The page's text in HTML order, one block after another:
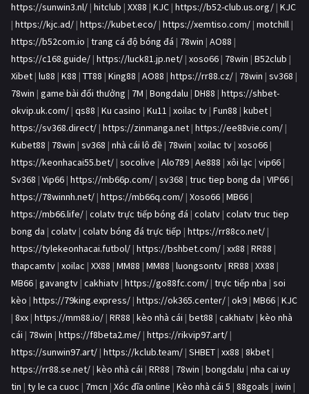
https://sunwin3.nl/ | hitclub | XX88 | KJC | https://b52-club.us.org/ | KJC
| https://kjc.ad/ | https://kubet.eco/ | https://xemtiso.com/ | motchill |
https://b52com.io | trang cá độ bóng đá | 78win | AO88 |
https://c168.guide/ | https://luck81.jp.net/ | xoso66 | 78win | B52club |
Xibet | lu88 | K88 | TT88 | King88 | AO88 | https://rr88.cz/ | 78win | sv368 |
78win | game bài đổi thưởng | 7M | Bongdalu | DH88 | https://shbet-
okvip.uk.com/ | qs88 | Ku casino | Ku11 | xoilac tv | Fun88 | kubet |
https://sv368.direct/ | https://zinmanga.net | https://ee88vie.com/ |
Kubet88 | 78win | sv368 | nhà cái lô đề | 78win | xoilac tv | xoso66 |
https://keonhacai55.bet/ | socolive | Alo789 | Ae888 | xôi lạc | vip66 |
Sv368 | Vip66 | https://mb66p.com/ | sv368 | truc tiep bong da | VIP66 |
https://78winnh.net/ | https://mb66q.com/ | Xoso66 | MB66 |
https://mb66.life/ | colatv trực tiếp bóng đá | colatv | colatv truc tiep
bong da | colatv | colatv bóng đá trực tiếp | https://rr88co.net/ |
https://tylekeonhacai.futbol/ | https://bshbet.com/ | xx88 | RR88 |
thapcamtv | xoilac | XX88 | MM88 | MM88 | luongsontv | RR88 | XX88 |
MB66 | gavangtv | cakhiatv | https://go88fc.com/ | trực tiếp nba | soi
kèo | https://79king.express/ | https://ok365.center/ | ok9 | MB66 | KJC
| 8xx | https://mm88.io/ | RR88 | kèo nhà cái | bet88 | cakhiatv | kèo nhà
cái | 78win | https://f8beta2.me/ | https://rikvip97.art/ |
https://sunwin97.art/ | https://kclub.team/ | SHBET | xx88 | 8kbet |
https://rr88.se.net/ | kèo nhà cái | RR88 | 78win | bongdalu | nha cai uy
tin | ty le ca cuoc | 7mcn | Xóc đĩa online | Kèo nhà cái 5 | 88goals | iwin |